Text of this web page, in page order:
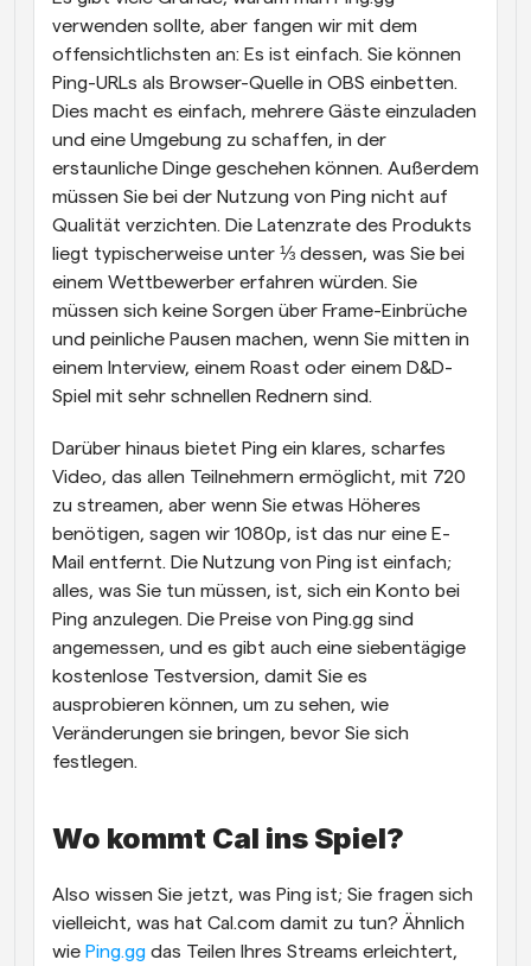
verwenden sollte, aber fangen wir mit dem
offensichtlichsten an: Es ist einfach. Sie können
Ping-URLs als Browser-Quelle in OBS einbetten.
Dies macht es einfach, mehrere Gäste einzuladen
und eine Umgebung zu schaffen, in der
erstaunliche Dinge geschehen können. Außerdem
müssen Sie bei der Nutzung von Ping nicht auf
Qualität verzichten. Die Latenzrate des Produkts
liegt typischerweise unter ⅓ dessen, was Sie bei
einem Wettbewerber erfahren würden. Sie
müssen sich keine Sorgen über Frame-Einbrüche
und peinliche Pausen machen, wenn Sie mitten in
einem Interview, einem Roast oder einem D&D-
Spiel mit sehr schnellen Rednern sind.
Darüber hinaus bietet Ping ein klares, scharfes
Video, das allen Teilnehmern ermöglicht, mit 720
zu streamen, aber wenn Sie etwas Höheres
benötigen, sagen wir 1080p, ist das nur eine E-
Mail entfernt. Die Nutzung von Ping ist einfach;
alles, was Sie tun müssen, ist, sich ein Konto bei
Ping anzulegen. Die Preise von Ping.gg sind
angemessen, und es gibt auch eine siebentägige
kostenlose Testversion, damit Sie es
ausprobieren können, um zu sehen, wie
Veränderungen sie bringen, bevor Sie sich
festlegen.
Wo kommt Cal ins Spiel?
Also wissen Sie jetzt, was Ping ist; Sie fragen sich
vielleicht, was hat Cal.com damit zu tun? Ähnlich
wie Ping.gg das Teilen Ihres Streams erleichtert,